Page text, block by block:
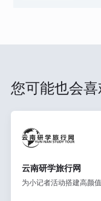
您可能也会喜
云南研学旅行网
为小记者活动搭建高颜